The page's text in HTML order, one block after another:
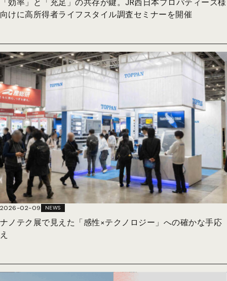
「効率」と「充足」の共存が鍵。JR西日本プロパティーズ様
向けに高所得者ライフスタイル調査セミナーを開催
2026-02-09 NEWS
ナノテク展で見えた「感性×テクノロジー」への確かな手応
え